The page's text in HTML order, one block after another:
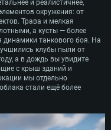
и реалистичнее,
окружения: от
Трава и мелкая
а кусты — более
танкового боя. На
клубы пыли от
а в дождь вы увидите
с крыш зданий и
мы отдельно
стали ещё более